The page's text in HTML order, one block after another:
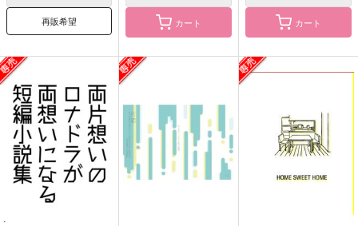
再販希望 カート カート